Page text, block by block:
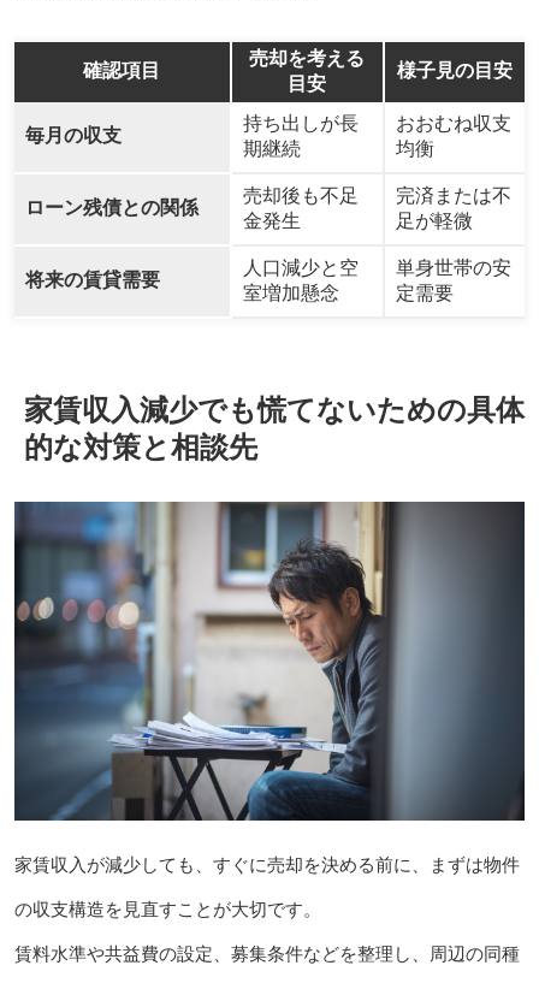
確認項目
売却を考える
目安
様子見の目安
毎月の収支
持ち出しが長
期継続
おおむね収支
均衡
ローン残債との関係
売却後も不足
金発生
完済または不
足が軽微
将来の賃貸需要
人口減少と空
室増加懸念
単身世帯の安
定需要
家賃収入減少でも慌てないための具体
的な対策と相談先
家賃収入が減少しても、すぐに売却を決める前に、まずは物件
の収支構造を見直すことが大切です。
賃料水準や共益費の設定、募集条件などを整理し、周辺の同種